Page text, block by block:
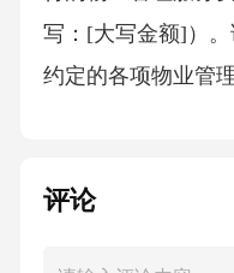
写：[大写金额]）
约定的各项物业管
不包括因甲方特殊
评论